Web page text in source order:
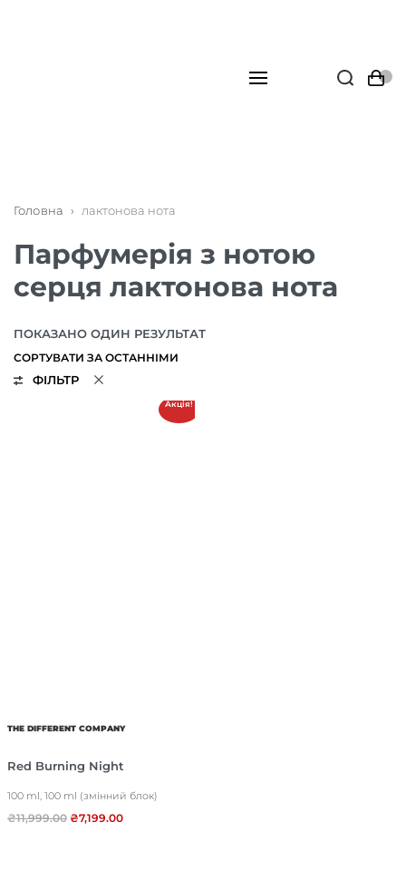
Головна › лактонова нота
Парфумерія з нотою
серця лактонова нота
ПОКАЗАНО ОДИН РЕЗУЛЬТАТ
ФІЛЬТР
Акція!
THE DIFFERENT COMPANY
Red Burning Night
100 ml, 100 ml (змінний блок)
₴11,999.00 ₴7,199.00